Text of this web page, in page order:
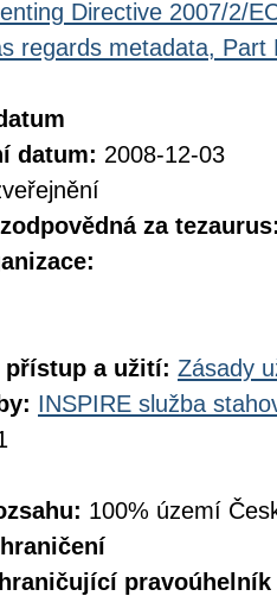
Directive 2007/2/
regards metadata,
datum: 2008-12-03
za
přístup a užití: Zásady
INSPIRE služba
100% území
pravoúhelník